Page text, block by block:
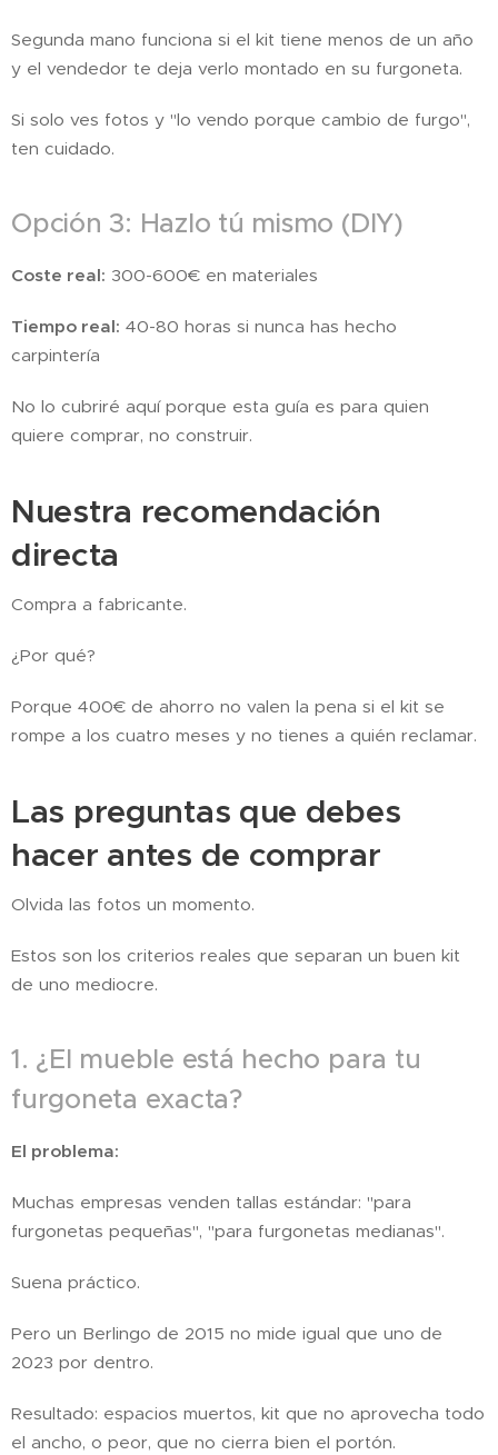
Segunda mano funciona si el kit tiene menos de un año
y el vendedor te deja verlo montado en su furgoneta.
Si solo ves fotos y "lo vendo porque cambio de furgo",
ten cuidado.
Opción 3: Hazlo tú mismo (DIY)
Coste real: 300-600€ en materiales
Tiempo real: 40-80 horas si nunca has hecho
carpintería
No lo cubriré aquí porque esta guía es para quien
quiere comprar, no construir.
Nuestra recomendación
directa
Compra a fabricante.
¿Por qué?
Porque 400€ de ahorro no valen la pena si el kit se
rompe a los cuatro meses y no tienes a quién reclamar.
Las preguntas que debes
hacer antes de comprar
Olvida las fotos un momento.
Estos son los criterios reales que separan un buen kit
de uno mediocre.
1. ¿El mueble está hecho para tu
furgoneta exacta?
El problema:
Muchas empresas venden tallas estándar: "para
furgonetas pequeñas", "para furgonetas medianas".
Suena práctico.
Pero un Berlingo de 2015 no mide igual que uno de
2023 por dentro.
Resultado: espacios muertos, kit que no aprovecha todo
el ancho, o peor, que no cierra bien el portón.